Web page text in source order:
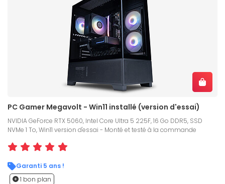
PC Gamer Megavolt - Win11 installé (version d'essai)
NVIDIA GeForce RTX 5060, Intel Core Ultra 5 225F, 16 Go DDR5, SSD
NVMe 1 To, Win11 version d'essai - Monté et testé à la commande
Garanti 5 ans !
1 bon plan